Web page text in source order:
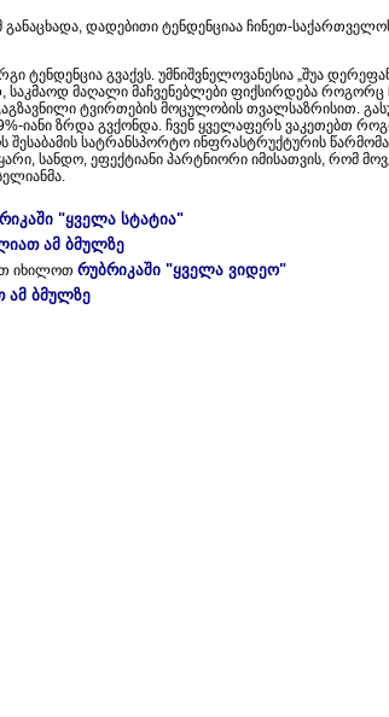
დადებითი ტენდენციაა ჩინეთ-
ტენდენცია გვაქვს. უმნიშვნელოვანესია „შუა
საკმაოდ მაღალი მაჩვენებლები ფიქსირდება როგორც
ტვირთების მოცულობის თვალსაზრისით.
იანი ზრდა გვქონდა. ჩვენ ყველაფერს ვაკეთებთ
შესაბამის სატრანსპორტო ინფრასტრუქტურის
სანდო, ეფექტიანი პარტნიორი იმისათვის, რომ
"ყველა სტატია"
ამ ბმულზე
იხილოთ რუბრიკაში "ყველა ვიდეო"
ამ ბმულზე